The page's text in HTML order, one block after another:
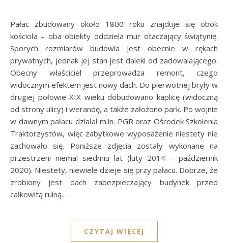
Pałac zbudowany około 1800 roku znajduje się obok
kościoła – oba obiekty oddziela mur otaczający świątynię.
Sporych rozmiarów budowla jest obecnie w rękach
prywatnych, jednak jej stan jest daleki od zadowalającego.
Obecny właściciel przeprowadza remont, czego
widocznym efektem jest nowy dach. Do pierwotnej bryły w
drugiej połowie XIX wieku dobudowano kaplicę (widoczną
od strony ulicy) i werandę, a także założono park. Po wojnie
w dawnym pałacu działał m.in. PGR oraz Ośrodek Szkolenia
Traktorzystów, więc zabytkowe wyposażenie niestety nie
zachowało się. Poniższe zdjęcia zostały wykonane na
przestrzeni niemal siedmiu lat (luty 2014 – październik
2020). Niestety, niewiele dzieje się przy pałacu. Dobrze, że
zrobiony jest dach zabezpieczający budynek przed
całkowitą ruiną.…
CZYTAJ WIĘCEJ